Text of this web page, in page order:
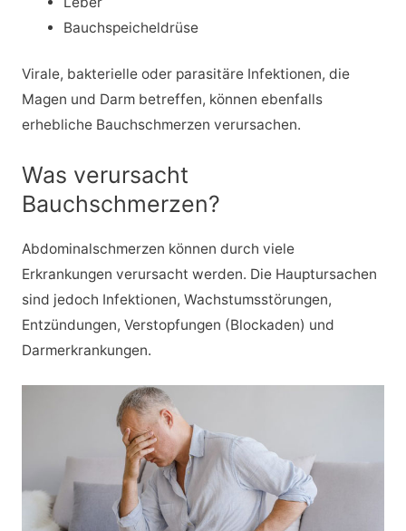
Bauchspeicheldrüse
Virale, bakterielle oder parasitäre Infektionen, die
Magen und Darm betreffen, können ebenfalls
erhebliche Bauchschmerzen verursachen.
Was verursacht
Bauchschmerzen?
Abdominalschmerzen können durch viele
Erkrankungen verursacht werden. Die Hauptursachen
sind jedoch Infektionen, Wachstumsstörungen,
Entzündungen, Verstopfungen (Blockaden) und
Darmerkrankungen.